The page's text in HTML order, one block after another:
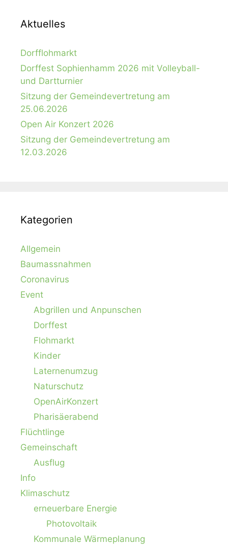
Aktuelles
Dorfflohmarkt
Dorffest Sophienhamm 2026 mit Volleyball-
und Dartturnier
Sitzung der Gemeindevertretung am
25.06.2026
Open Air Konzert 2026
Sitzung der Gemeindevertretung am
12.03.2026
Kategorien
Allgemein
Baumassnahmen
Coronavirus
Event
Abgrillen und Anpunschen
Dorffest
Flohmarkt
Kinder
Laternenumzug
Naturschutz
OpenAirKonzert
Pharisäerabend
Flüchtlinge
Gemeinschaft
Ausflug
Info
Klimaschutz
erneuerbare Energie
Photovoltaik
Kommunale Wärmeplanung